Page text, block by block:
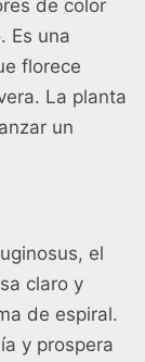
de color
Es una
florece
La planta
un
el
claro y
de espiral.
y prospera